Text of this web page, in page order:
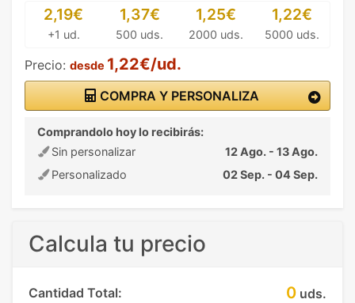
2,19€
+1 ud.
1,37€
500 uds.
1,25€
2000 uds.
1,22€
5000 uds.
Precio: desde 1,22€/ud.
COMPRA Y PERSONALIZA
Comprandolo hoy lo recibirás:
Sin personalizar
12 Ago. - 13 Ago.
Personalizado
02 Sep. - 04 Sep.
Calcula tu precio
Cantidad Total: 0 uds.